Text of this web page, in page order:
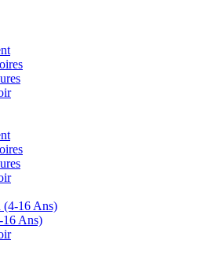
(4-16 Ans)
Ans)